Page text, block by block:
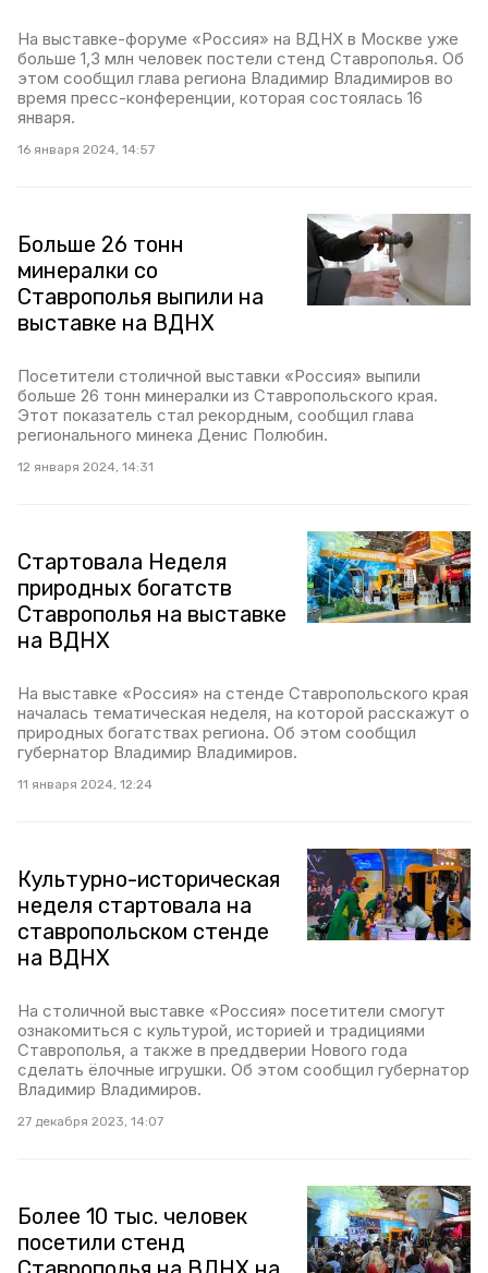
На выставке-форуме «Россия» на ВДНХ в Москве уже
больше 1,3 млн человек постели стенд Ставрополья. Об
этом сообщил глава региона Владимир Владимиров во
время пресс-конференции, которая состоялась 16
января.
16 января 2024, 14:57
Больше 26 тонн
минералки со
Ставрополья выпили на
выставке на ВДНХ
Посетители столичной выставки «Россия» выпили
больше 26 тонн минералки из Ставропольского края.
Этот показатель стал рекордным, сообщил глава
регионального минека Денис Полюбин.
12 января 2024, 14:31
Стартовала Неделя
природных богатств
Ставрополья на выставке
на ВДНХ
На выставке «Россия» на стенде Ставропольского края
началась тематическая неделя, на которой расскажут о
природных богатствах региона. Об этом сообщил
губернатор Владимир Владимиров.
11 января 2024, 12:24
Культурно-историческая
неделя стартовала на
ставропольском стенде
на ВДНХ
На столичной выставке «Россия» посетители смогут
ознакомиться с культурой, историей и традициями
Ставрополья, а также в преддверии Нового года
сделать ёлочные игрушки. Об этом сообщил губернатор
Владимир Владимиров.
27 декабря 2023, 14:07
Более 10 тыс. человек
посетили стенд